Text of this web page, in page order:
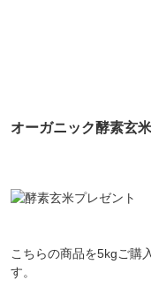
オーガニック酵素玄
こちらの商品を5kgご購
す。